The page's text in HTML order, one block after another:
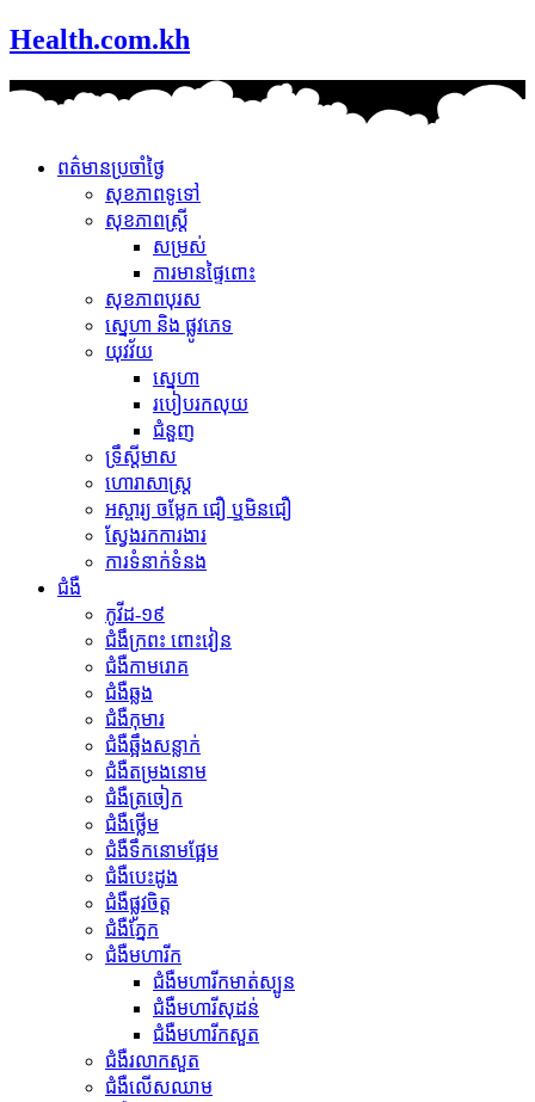
Health.com.kh
ពត៌មានប្រចាំថ្ងៃ
សុខភាពទូទៅ
សុខភាពស្រ្តី
សម្រស់
ការមានផ្ទៃពោះ
សុខភាពបុរស
ស្នេហា និង ផ្លូវភេទ
យុវវ័យ
ស្នេហា
របៀបរកលុយ
ជំនួញ
ទ្រឹស្តីមាស
ហោរាសាស្រ្ត
អស្ចារ្យ ចម្លែក ជឿ ឬមិនជឿ
ស្វែងរកការងារ
ការទំនាក់ទំនង
ជំងឺ
កូវីដ-១៩
ជំងឹក្រពះ ពោះវៀន
ជំងឺកាមរោគ
ជំងឺឆ្លង
ជំងឺកុមារ
ជំងឺឆ្អឹងសន្លាក់
ជំងឺតម្រងនោម
ជំងឺត្រចៀក
ជំងឺថ្លើម
ជំងឺទឹកនោមផ្អែម
ជំងឺបេះដូង
ជំងឺផ្លូវចិត្ត
ជំងឺភ្នែក
ជំងឺមហារីក
ជំងឺមហារីកមាត់ស្បូន
ជំងឺមហារីសុដន់
ជំងឺមហារីកសួត
ជំងឺរលាកសួត
ជំងឺលើសឈាម